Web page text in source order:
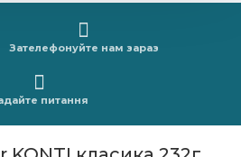
Зателефонуйте нам зараз
питання